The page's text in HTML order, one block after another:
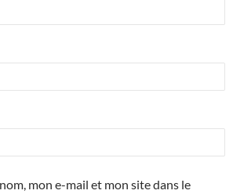
mon e-mail et mon site dans le